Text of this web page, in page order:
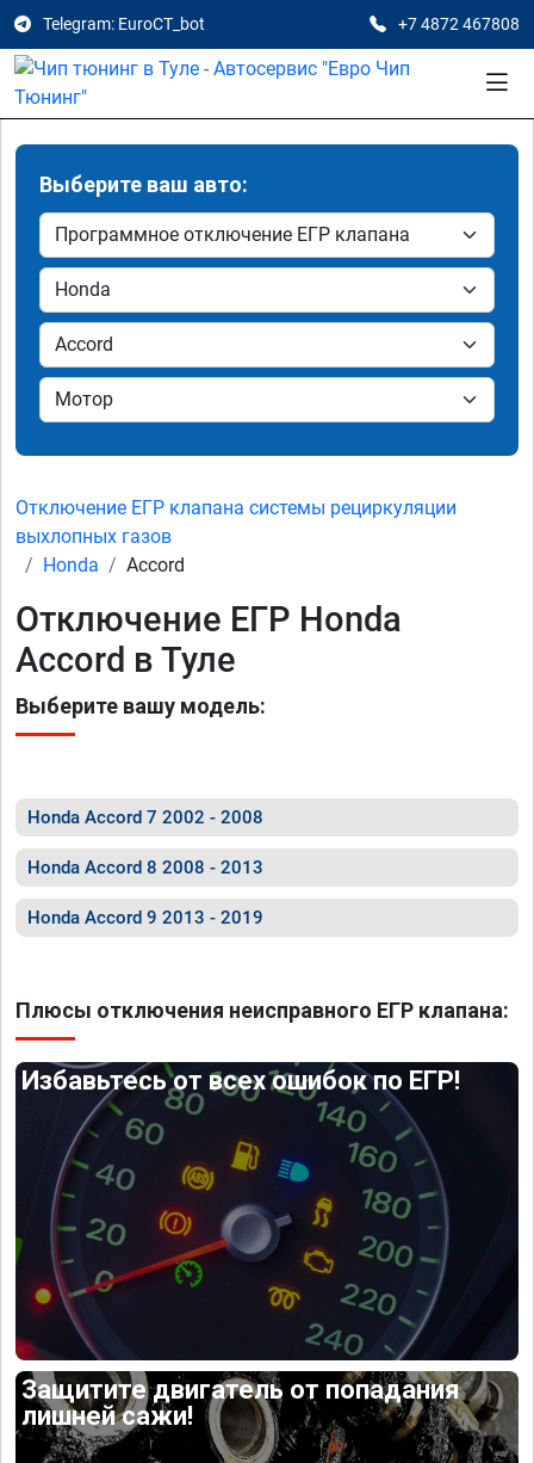
Telegram: EuroCT_bot +7 4872 467808
Выберите ваш авто:
Отключение ЕГР клапана системы рециркуляции
выхлопных газов
Honda
Accord
Отключение ЕГР Honda
Accord в Туле
Выберите вашу модель:
Honda Accord 7 2002 - 2008
Honda Accord 8 2008 - 2013
Honda Accord 9 2013 - 2019
Плюсы отключения неисправного ЕГР клапана:
Избавьтесь от всех ошибок по ЕГР!
Защитите двигатель от попадания
лишней сажи!